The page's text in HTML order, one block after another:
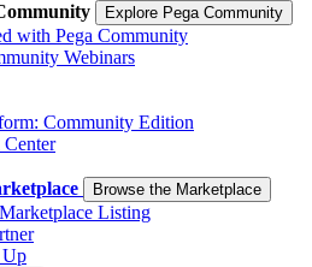
Explore Pega Community
with Pega Community
Webinars
Community Edition
Center
Browse the Marketplace
Listing